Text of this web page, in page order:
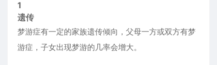
1
遗传
梦游症有一定的家族遗传倾向，父母一方或双方有梦
游症，子女出现梦游的几率会增大。